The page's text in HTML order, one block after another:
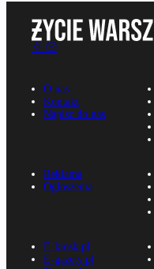
O nas
Kontakt
Napisz do nas
Reklama
Ogłoszenia
E-kiosk.pl
E-gazety.pl